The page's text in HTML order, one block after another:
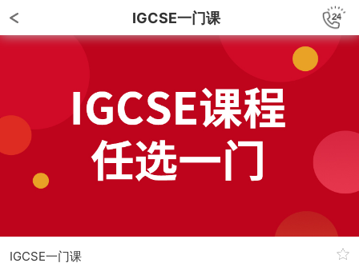
IGCSE一门课
IGCSE一门课